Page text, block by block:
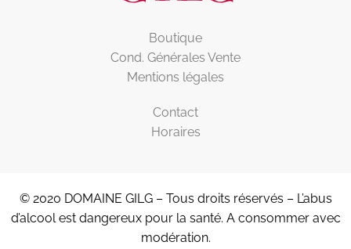
Boutique
Cond. Générales Vente
Mentions légales
Contact
Horaires
© 2020 DOMAINE GILG – Tous droits réservés – L’abus
d’alcool est dangereux pour la santé. A consommer avec
modération.